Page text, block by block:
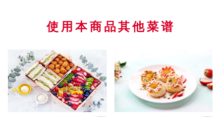
使用本商品其他菜谱